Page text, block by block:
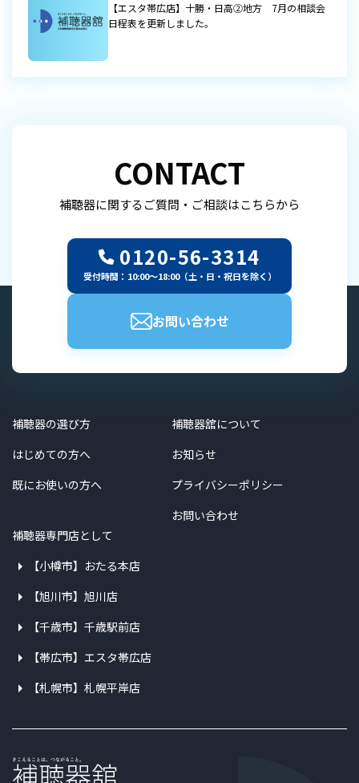
【エスタ帯広店】十勝・日高②地方 7月の相談会
日程表を更新しました。
CONTACT
補聴器に関するご質問・ご相談はこちらから
0120-56-3314
受付時間：10:00～18:00（土・日・祝日を除く）
お問い合わせ
補聴器の選び方
はじめての方へ
既にお使いの方へ
補聴器舘について
お知らせ
プライバシーポリシー
お問い合わせ
補聴器専門店として
【小樽市】おたる本店
【旭川市】旭川店
【千歳市】千歳駅前店
【帯広市】エスタ帯広店
【札幌市】札幌平岸店